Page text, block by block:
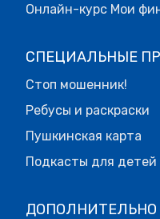
Онлайн-курс Мои
СПЕЦИАЛЬНЫЕ
Стоп мошенник!
Ребусы и раскраски
Пушкинская карта
Подкасты для детей
ДОПОЛНИТЕЛЬНО